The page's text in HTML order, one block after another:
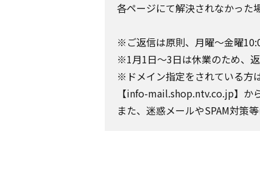
各ページにて解決されなかった
※ご返信は原則、月曜～金曜
※1月1日～3日は休業のため、
※ドメイン指定をされている方
【info-mail.shop.ntv.co.jp】か
また、迷惑メールやSPAM対策